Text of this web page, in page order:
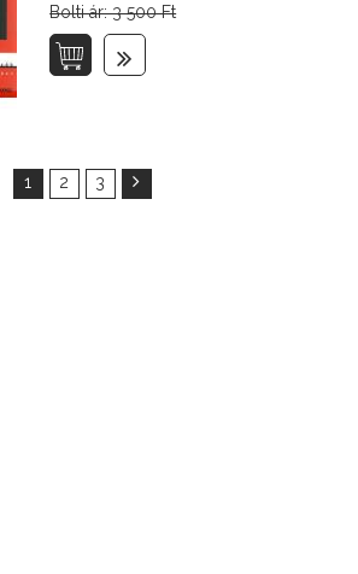
Bolti ár: 3 500 Ft
1 2 3